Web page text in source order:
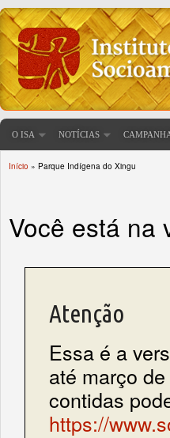
O ISA NOTÍCIAS
Início » Parque Indígena do Xingu
Você está na
Atenção
Essa é a
até março
contidas
https://